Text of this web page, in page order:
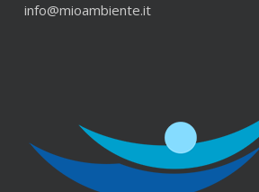
info@mioambiente.it